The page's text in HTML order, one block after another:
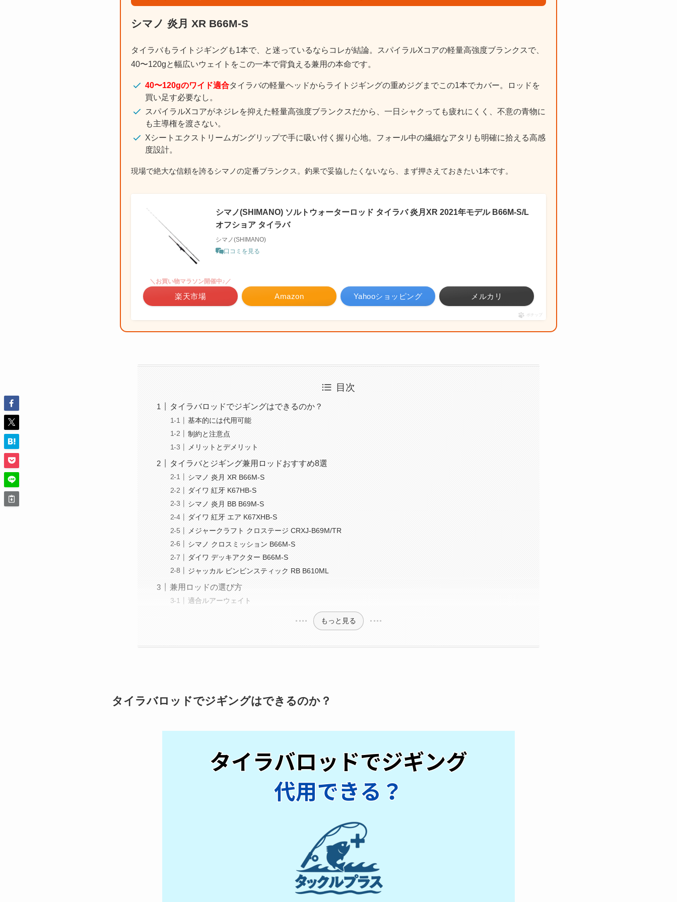
シマノ 炎月 XR B66M-S
タイラバもライトジギングも1本で、と迷っているならコレが結論。スパイラルXコアの軽量高強度ブランクスで、
40〜120gと幅広いウェイトをこの一本で背負える兼用の本命です。
40〜120gのワイド適合タイラバの軽量ヘッドからライトジギングの重めジグまでこの1本でカバー。ロッドを
買い足す必要なし。
スパイラルXコアがネジレを抑えた軽量高強度ブランクスだから、一日シャクっても疲れにくく、不意の青物に
も主導権を渡さない。
Xシートエクストリームガングリップで手に吸い付く握り心地。フォール中の繊細なアタリも明確に拾える高感
度設計。
現場で絶大な信頼を誇るシマノの定番ブランクス。釣果で妥協したくないなら、まず押さえておきたい1本です。
シマノ(SHIMANO) ソルトウォーターロッド タイラバ 炎月XR 2021年モデル B66M-S/L
オフショア タイラバ
シマノ(SHIMANO)
口コミを見る
Amazon
＼お買い物マラソン開催中♪／
楽天市場 Yahooショッピング メルカリ
ポチップ
目次
タイラバロッドでジギングはできるのか？
基本的には代用可能
制約と注意点
メリットとデメリット
タイラバとジギング兼用ロッドおすすめ8選
シマノ 炎月 XR B66M-S
ダイワ 紅牙 K67HB-S
シマノ 炎月 BB B69M-S
ダイワ 紅牙 エア K67XHB-S
メジャークラフト クロステージ CRXJ-B69M/TR
シマノ クロスミッション B66M-S
ダイワ デッキアクター B66M-S
ジャッカル ビンビンスティック RB B610ML
兼用ロッドの選び方
適合ルアーウェイト
もっと見る
タイラバロッドでジギングはできるのか？